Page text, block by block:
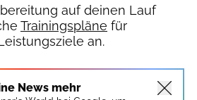
auf deinen Lauf
Trainingspläne für
an.
News mehr